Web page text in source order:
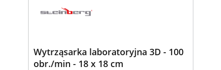
Wytrząsarka laboratoryjna 3D - 100
obr./min - 18 x 18 cm